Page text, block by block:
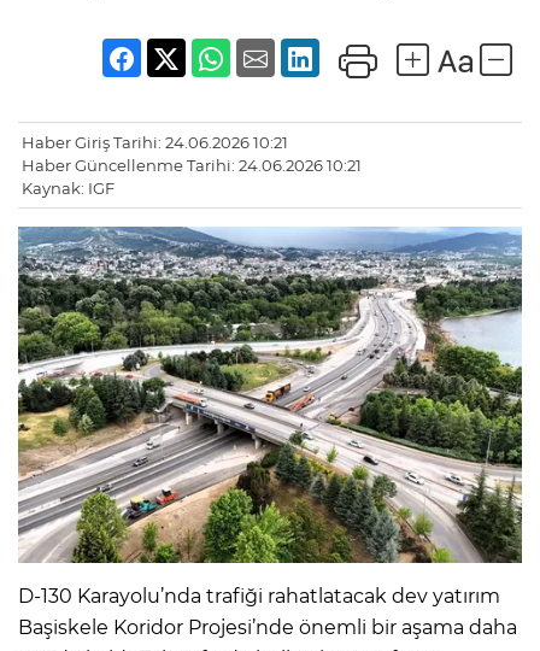
Haber Giriş Tarihi: 24.06.2026 10:21
Haber Güncellenme Tarihi: 24.06.2026 10:21
Kaynak: IGF
D-130 Karayolu’nda trafiği rahatlatacak dev yatırım
Başiskele Koridor Projesi’nde önemli bir aşama daha